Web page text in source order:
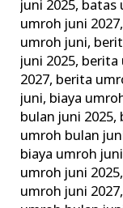
juni 2025, batas
umroh juni 2027,
umroh juni,
juni 2025, berita
2027, berita
juni, biaya
bulan juni 2025,
umroh bulan
biaya umroh juni
umroh juni 2025,
umroh juni 2027,